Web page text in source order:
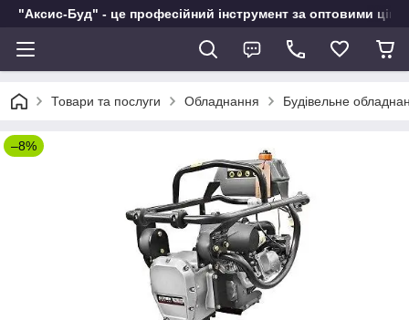
"Аксис-Буд" - це професійний інструмент за оптовими
Товари та послуги Обладнання Будівельне
–8%